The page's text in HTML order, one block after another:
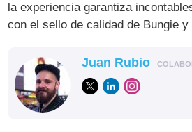
la experiencia garantiza
con el sello de calidad de Bungie
Juan Rubio